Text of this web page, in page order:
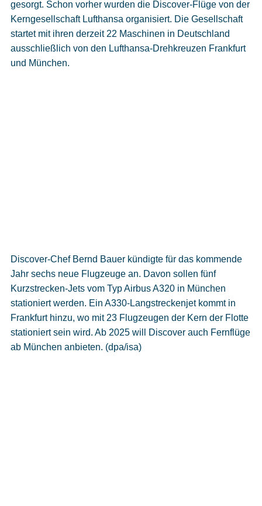
gesorgt. Schon vorher wurden die Discover-Flüge von der
Kerngesellschaft Lufthansa organisiert. Die Gesellschaft
startet mit ihren derzeit 22 Maschinen in Deutschland
ausschließlich von den Lufthansa-Drehkreuzen Frankfurt
und München.
Discover-Chef Bernd Bauer kündigte für das kommende
Jahr sechs neue Flugzeuge an. Davon sollen fünf
Kurzstrecken-Jets vom Typ Airbus A320 in München
stationiert werden. Ein A330-Langstreckenjet kommt in
Frankfurt hinzu, wo mit 23 Flugzeugen der Kern der Flotte
stationiert sein wird. Ab 2025 will Discover auch Fernflüge
ab München anbieten. (dpa/isa)